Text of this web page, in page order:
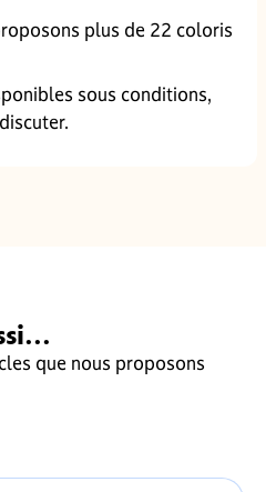
plus de 22 coloris
sous conditions,
que nous proposons